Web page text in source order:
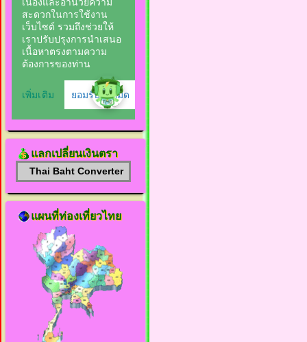
แลกเปลี่ยนเงินตรา
Thai Baht Converter
แผนที่ท่องเที่ยวไทย